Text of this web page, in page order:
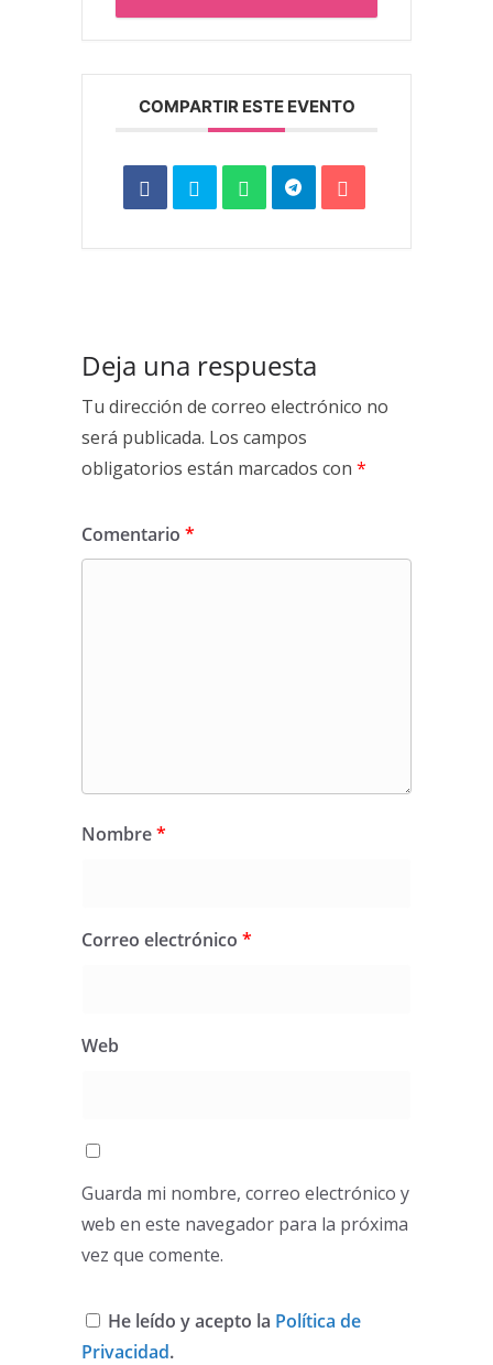
COMPARTIR ESTE EVENTO
Deja una respuesta
Tu dirección de correo electrónico no
será publicada. Los campos
obligatorios están marcados con *
Comentario *
Nombre*
Correo electrónico *
Web
Guarda mi nombre, correo electrónico y
web en este navegador para la próxima
vez que comente.
He leído y acepto la Política de
Privacidad.